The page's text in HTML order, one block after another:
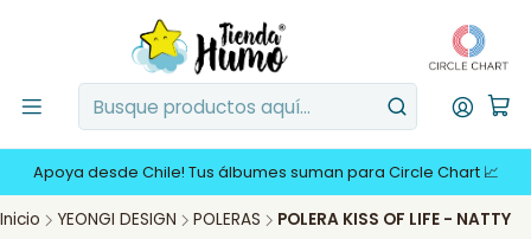
Apoya desde Chile! Tus álbumes suman para Circle Chart 📈
Inicio YEONGI DESIGN POLERAS POLERA KISS OF LIFE - NATTY